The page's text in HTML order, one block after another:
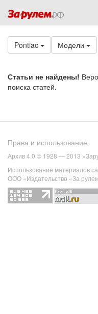
Pontiac Модели
Статьи не найдены!
поиска статей.
Права и использование
Архив 4.0 © 1928 — 2013
Использование материалов
ООО «Издательство «За